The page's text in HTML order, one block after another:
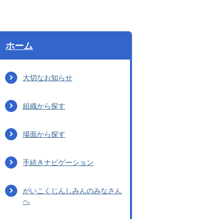
ホーム
大切なお知らせ
組織から探す
場面から探す
手続きナビゲーション
がいこくじんしみんのみなさん
へ